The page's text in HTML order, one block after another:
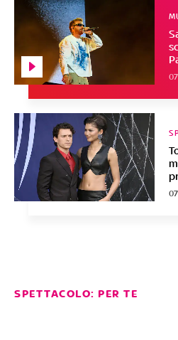
SPETTACOLO: PER TE